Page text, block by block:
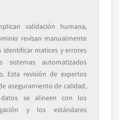
validación humana,
revisan manualmente
matices y errores
sistemas automatizados
Esta revisión de expertos
aseguramiento de calidad,
se alineen con los
y los estándares